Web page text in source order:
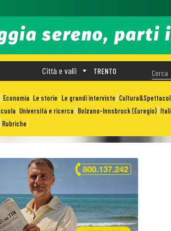
TRENTO
Città e valli
Economia Le storie Le grandi interviste
Università e ricerca Bolzano-Innsbruck (Euregio)
Rubriche